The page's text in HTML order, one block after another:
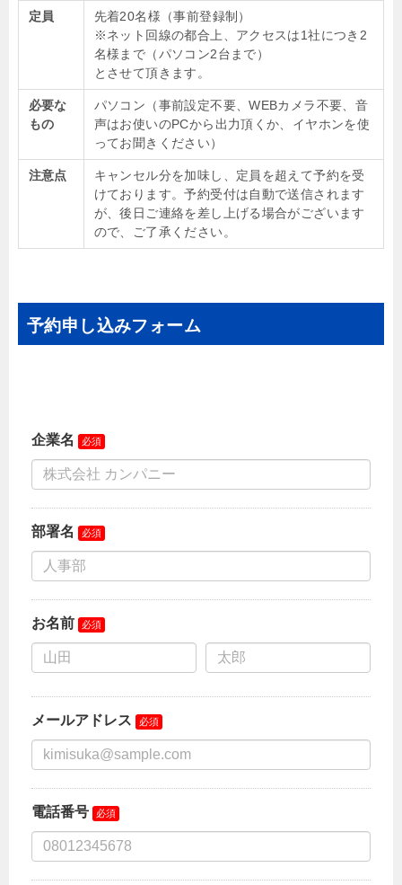
定員
先着20名様（事前登録制）
※ネット回線の都合上、アクセスは1社につき2
名様まで（パソコン2台まで）
とさせて頂きます。
必要な
もの
パソコン（事前設定不要、WEBカメラ不要、音
声はお使いのPCから出力頂くか、イヤホンを使
ってお聞きください）
注意点
キャンセル分を加味し、定員を超えて予約を受
けております。予約受付は自動で送信されます
が、後日ご連絡を差し上げる場合がございます
ので、ご了承ください。
予約申し込みフォーム